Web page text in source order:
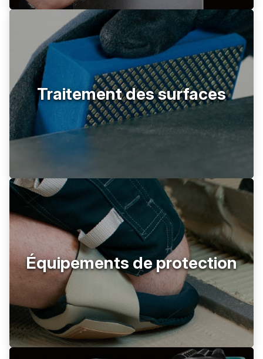
Traitement des surfaces
Équipements de protection